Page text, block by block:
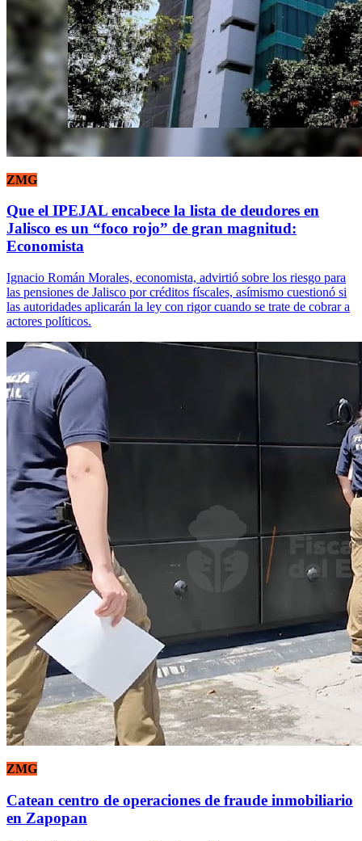
ZMG
Que el IPEJAL encabece la lista de deudores en
Jalisco es un “foco rojo” de gran magnitud:
Economista
Ignacio Román Morales, economista, advirtió sobre los riesgo para
las pensiones de Jalisco por créditos físcales, asímismo cuestionó si
las autoridades aplicarán la ley con rigor cuando se trate de cobrar a
actores políticos.
ZMG
Catean centro de operaciones de fraude inmobiliario
en Zapopan